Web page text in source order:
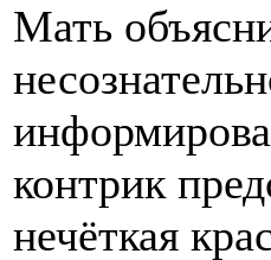
Мать
контрик
нечёткая